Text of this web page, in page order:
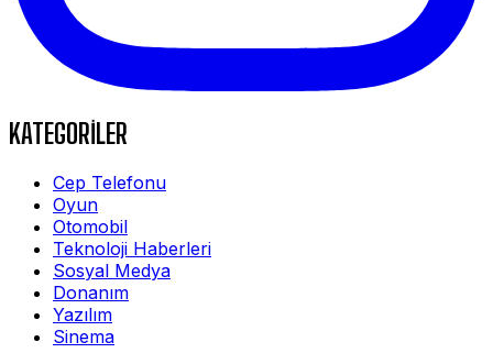
KATEGORİLER
Cep Telefonu
Oyun
Otomobil
Teknoloji Haberleri
Sosyal Medya
Donanım
Yazılım
Sinema